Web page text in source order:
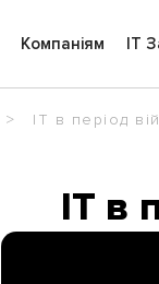
Компаніям IT
ІТ в період
ІТ в